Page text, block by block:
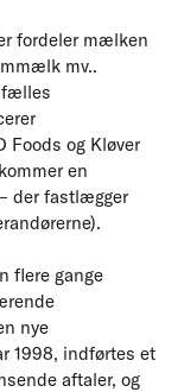
fordeler mælken
mv..
fælles
og Kløver
en
der fastlægger
flere gange
nye
1998, indførtes et
aftaler, og